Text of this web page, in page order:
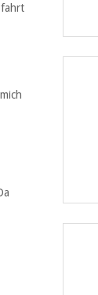
fahrt